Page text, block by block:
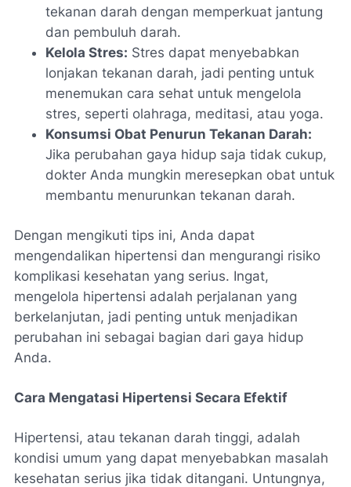
tekanan darah dengan memperkuat jantung
dan pembuluh darah.
Kelola Stres: Stres dapat menyebabkan
lonjakan tekanan darah, jadi penting untuk
menemukan cara sehat untuk mengelola
stres, seperti olahraga, meditasi, atau yoga.
Konsumsi Obat Penurun Tekanan Darah:
Jika perubahan gaya hidup saja tidak cukup,
dokter Anda mungkin meresepkan obat untuk
membantu menurunkan tekanan darah.
Dengan mengikuti tips ini, Anda dapat
mengendalikan hipertensi dan mengurangi risiko
komplikasi kesehatan yang serius. Ingat,
mengelola hipertensi adalah perjalanan yang
berkelanjutan, jadi penting untuk menjadikan
perubahan ini sebagai bagian dari gaya hidup
Anda.
Cara Mengatasi Hipertensi Secara Efektif
Hipertensi, atau tekanan darah tinggi, adalah
kondisi umum yang dapat menyebabkan masalah
kesehatan serius jika tidak ditangani. Untungnya,